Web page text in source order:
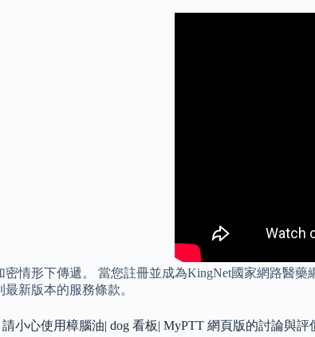
情形下傳遞。 當您註冊並成為KingNet國家網路醫
新版本的服務條款。
小心使用樟腦油| dog 看板| MyPTT 網頁版的討論與評